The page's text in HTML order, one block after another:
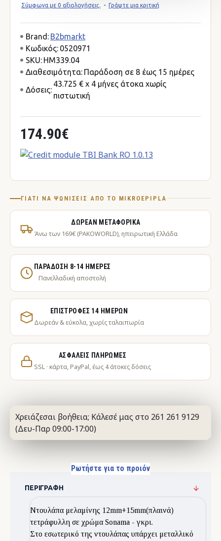
Σύμφωνα με 0 αξιολογήσεις. - Γράψτε μια κριτική
174.90€
Brand: B2bmarkt
Κωδικός: 0520971
SKU: HM339.04
Διαθεσιμότητα: Παράδοση σε 8 έως 15 ημέρες
Δόσεις:
43.725 € x 4 μήνες άτοκα χωρίς
πιστωτική
ΓΙΑΤΊ ΝΑ ΨΩΝΊΣΕΙΣ ΑΠΌ ΤΟ MIKROEPIPLA
ΔΩΡΕΆΝ ΜΕΤΑΦΟΡΙΚΆ
Άνω των 169€ (PAKOWORLD), ηπειρωτική Ελλάδα
ΠΑΡΆΔΟΣΗ 8-14 ΗΜΈΡΕΣ
Πανελλαδική αποστολή
ΕΠΙΣΤΡΟΦΈΣ 14 ΗΜΕΡΏΝ
Δωρεάν & εύκολα, χωρίς ταλαιπωρία
ΑΣΦΑΛΕΊΣ ΠΛΗΡΩΜΈΣ
SSL · κάρτα, PayPal, έως 4 άτοκες δόσεις
Χρειάζεσαι βοήθεια; Κάλεσέ μας στο 261 261 9129
(Δευ-Παρ 09:00-17:00)
Ρωτήστε για το προιόν
ΠΕΡΙΓΡΑΦΉ
Ντουλάπα μελαμίνης 12mm+15mm(πλαινά)
τετράφυλλη σε χρώμα Sonama - γκρι.
Στο εσωτερικό της ντουλάπας υπάρχει μεταλλικό